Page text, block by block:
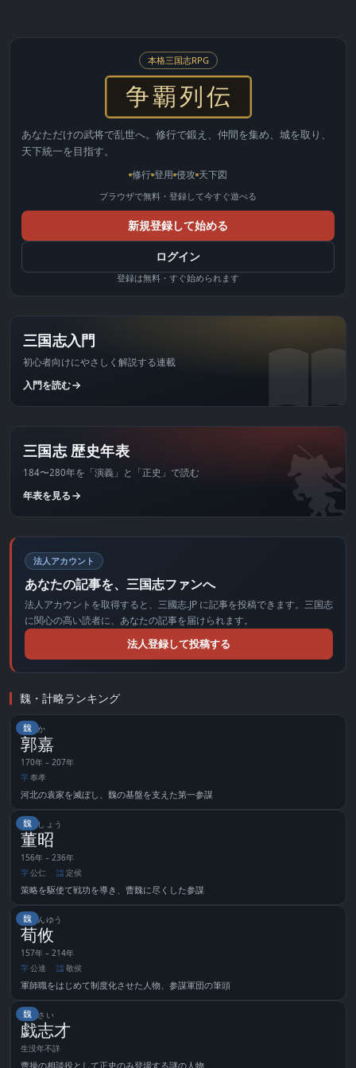
本格三国志RPG
争覇列伝
あなただけの武将で乱世へ。修行で鍛え、仲間を集め、城を取り、
天下統一を目指す。
修行 登用 侵攻 天下図
ブラウザで無料・登録して今すぐ遊べる
新規登録して始める
ログイン
登録は無料・すぐ始められます
三国志入門
初心者向けにやさしく解説する連載
入門を読む
三国志 歴史年表
184〜280年を「演義」と「正史」で読む
年表を見る
法人アカウント
あなたの記事を、三国志ファンへ
法人アカウントを取得すると、三國志.JP に記事を投稿できます。三国志
に関心の高い読者に、あなたの記事を届けられます。
法人登録して投稿する
魏・計略ランキング
魏
かくか
郭嘉
170年 – 207年
字奉孝
河北の袁家を滅ぼし、魏の基盤を支えた第一参謀
魏
とうしょう
董昭
156年 – 236年
字公仁 諡 定侯
策略を駆使て戦功を導き、曹魏に尽くした参謀
魏
じゅんゆう
荀攸
157年 – 214年
字公達 諡敬侯
軍師職をはじめて制度化させた人物、参謀軍団の筆頭
魏
ぎしさい
戯志才
生没年不詳
曹操の相談役として正史のみ登場する謎の人物